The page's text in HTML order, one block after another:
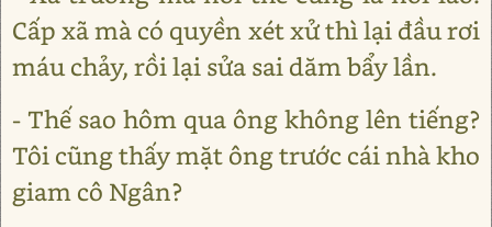
Cấp xã mà có quyền xét xử thì lại đầu rơi
máu chảy, rồi lại sửa sai dăm bẩy lần.
- Thế sao hôm qua ông không lên tiếng?
Tôi cũng thấy mặt ông trước cái nhà kho
giam cô Ngân?